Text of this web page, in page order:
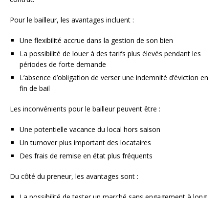
Pour le bailleur, les avantages incluent :
Une flexibilité accrue dans la gestion de son bien
La possibilité de louer à des tarifs plus élevés pendant les
périodes de forte demande
L’absence d’obligation de verser une indemnité d’éviction en
fin de bail
Les inconvénients pour le bailleur peuvent être :
Une potentielle vacance du local hors saison
Un turnover plus important des locataires
Des frais de remise en état plus fréquents
Du côté du preneur, les avantages sont :